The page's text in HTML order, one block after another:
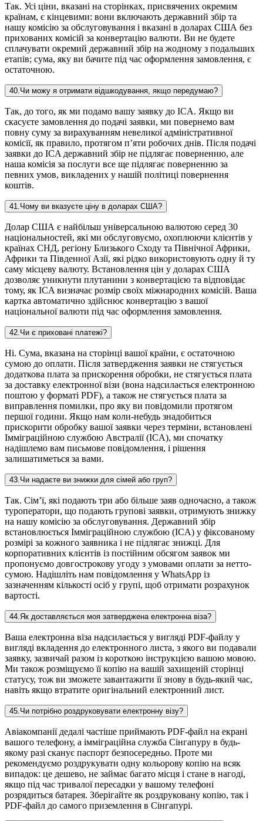
Так. Усі ціни, вказані на сторінках, присвячених окремим
країнам, є кінцевими: вони включають державний збір та
нашу комісію за обслуговування і вказані в доларах США без
прихованих комісій за конвертацію валюти. Ви не будете
сплачувати окремий державний збір на жодному з подальших
етапів; сума, яку ви бачите під час оформлення замовлення, є
остаточною.
40 Чи можу я отримати відшкодування, якщо передумаю?
Так, до того, як ми подамо вашу заявку до ICA. Якщо ви
скасуєте замовлення до подачі заявки, ми повернемо вам
повну суму за вирахуванням невеликої адміністративної
комісії, як правило, протягом п’яти робочих днів. Після подачі
заявки до ICA державний збір не підлягає поверненню, але
наша комісія за послуги все ще підлягає поверненню за
певних умов, викладених у нашій політиці повернення
коштів.
41 Чому ви вказуєте ціну в доларах США?
Долар США є найбільш універсальною валютою серед 30
національностей, які ми обслуговуємо, охоплюючи клієнтів у
країнах СНД, регіону Близького Сходу та Північної Африки,
Африки та Південної Азії, які рідко використовують одну й ту
саму місцеву валюту. Встановлення цін у доларах США
дозволяє уникнути плутанини з конвертацією та відповідає
тому, як ICA визначає розмір своїх міжнародних комісій. Ваша
картка автоматично здійснює конвертацію з вашої
національної валюти під час оформлення замовлення.
42 Чи є приховані платежі?
Ні. Сума, вказана на сторінці вашої країни, є остаточною
сумою до оплати. Після затвердження заявки не стягується
додаткова плата за прискорення обробки, не стягується плата
за доставку електронної візи (вона надсилається електронною
поштою у форматі PDF), а також не стягується плата за
виправлення помилки, про яку ви повідомили протягом
першої години. Якщо нам коли-небудь знадобиться
прискорити обробку вашої заявки через терміни, встановлені
Імміграційною службою Австралії (ICA), ми спочатку
надішлемо вам письмове повідомлення, і рішення
залишатиметься за вами.
43 Чи надаєте ви знижки для сімей або груп?
Так. Сім’ї, які подають три або більше заяв одночасно, а також
туроператори, що подають групові заявки, отримують знижку
на нашу комісію за обслуговування. Державний збір
встановлюється Імміграційною службою (ICA) у фіксованому
розмірі за кожного заявника і не підлягає знижці. Для
корпоративних клієнтів із постійним обсягом заявок ми
пропонуємо довгострокову угоду з умовами оплати за нетто-
сумою. Надішліть нам повідомлення у WhatsApp із
зазначенням кількості осіб у групі, щоб отримати розрахунок
вартості.
44 Як доставляється моя затверджена електронна віза?
Ваша електронна віза надсилається у вигляді PDF-файлу у
вигляді вкладення до електронного листа, з якого ви подавали
заявку, зазвичай разом із короткою інструкцією вашою мовою.
Ми також розміщуємо її копію на вашій захищеній сторінці
статусу, тож ви зможете завантажити її знову в будь-який час,
навіть якщо втратите оригінальний електронний лист.
45 Чи потрібно роздруковувати електронну візу?
Авіакомпанії дедалі частіше приймають PDF-файл на екрані
вашого телефону, а імміграційна служба Сінгапуру в будь-
якому разі сканує паспорт безпосередньо. Проте ми
рекомендуємо роздрукувати одну кольорову копію на всяк
випадок: це дешево, не займає багато місця і стане в нагоді,
якщо під час тривалої пересадки у вашому телефоні
розрядиться батарея. Зберігайте як роздруковану копію, так і
PDF-файл до самого приземлення в Сінгапурі.